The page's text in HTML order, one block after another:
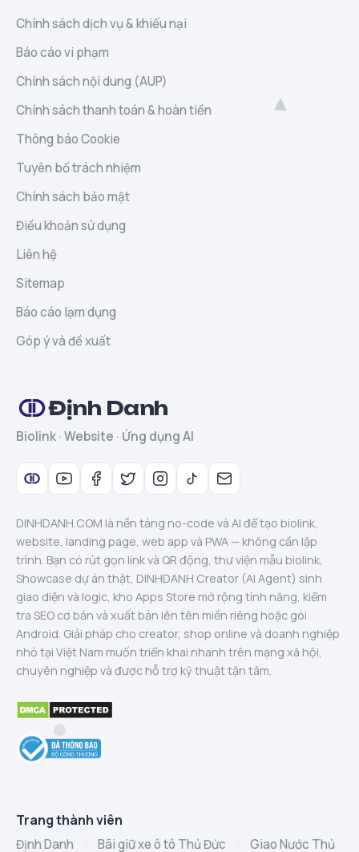
Chính sách dịch vụ & khiếu nại
Báo cáo vi phạm
Chính sách nội dung (AUP)
Chính sách thanh toán & hoàn tiền
Thông báo Cookie
Tuyên bố trách nhiệm
Chính sách bảo mật
Điều khoản sử dụng
Liên hệ
Sitemap
Báo cáo lạm dụng
Góp ý và đề xuất
Định Danh
Biolink · Website · Ứng dụng AI
DINHDANH.COM là nền tảng no-code và AI để tạo biolink,
website, landing page, web app và PWA — không cần lập
trình. Bạn có rút gọn link và QR động, thư viện mẫu biolink,
Showcase dự án thật, DINHDANH Creator (AI Agent) sinh
giao diện và logic, kho Apps Store mở rộng tính năng, kiểm
tra SEO cơ bản và xuất bản lên tên miền riêng hoặc gói
Android. Giải pháp cho creator, shop online và doanh nghiệp
nhỏ tại Việt Nam muốn triển khai nhanh trên mạng xã hội,
chuyên nghiệp và được hỗ trợ kỹ thuật tận tâm.
Trang thành viên
Định Danh Bãi giữ xe ô tô Thủ Đức Giao Nước Thủ